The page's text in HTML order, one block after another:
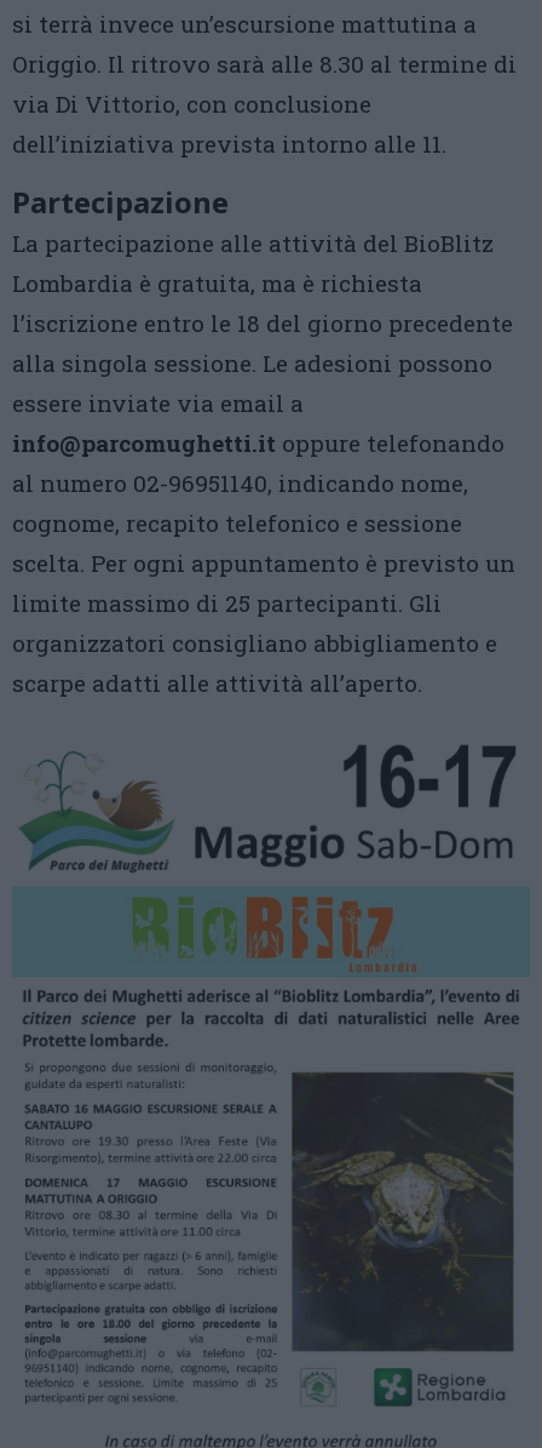
si terrà invece un’escursione mattutina a
Origgio. Il ritrovo sarà alle 8.30 al termine di
via Di Vittorio, con conclusione
dell’iniziativa prevista intorno alle 11.
Partecipazione
La partecipazione alle attività del BioBlitz
Lombardia è gratuita, ma è richiesta
l’iscrizione entro le 18 del giorno precedente
alla singola sessione. Le adesioni possono
essere inviate via email a
info@parcomughetti.it oppure telefonando
al numero 02-96951140, indicando nome,
cognome, recapito telefonico e sessione
scelta. Per ogni appuntamento è previsto un
limite massimo di 25 partecipanti. Gli
organizzatori consigliano abbigliamento e
scarpe adatti alle attività all’aperto.